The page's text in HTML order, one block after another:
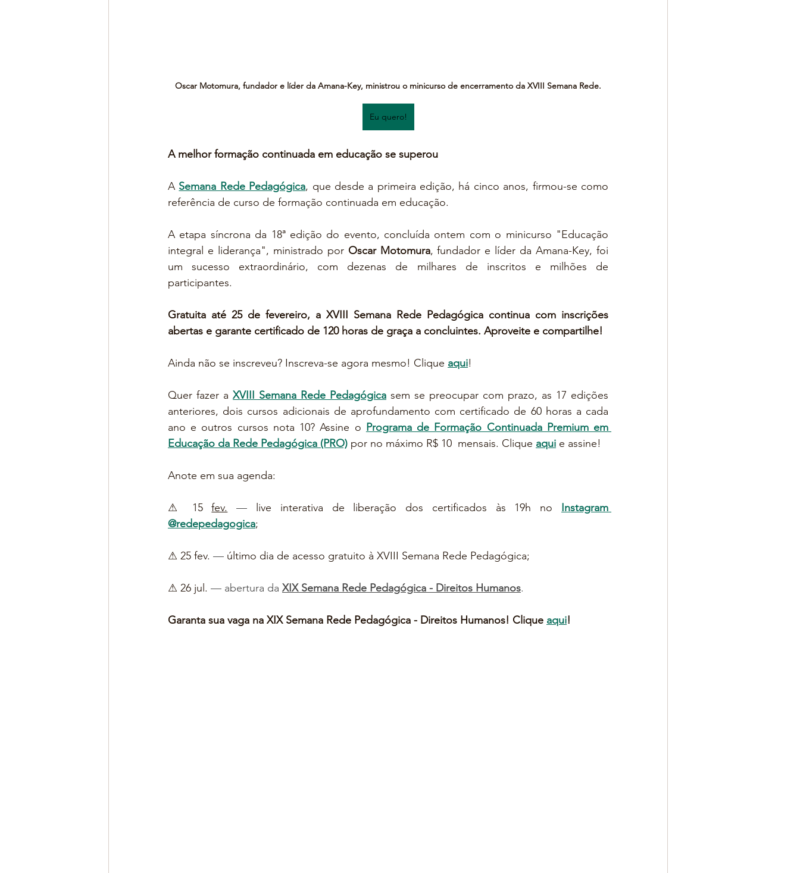
Oscar Motomura, fundador e líder da Amana-Key, ministrou o minicurso de encerramento da XVIII Semana Rede.
Eu quero!
A melhor formação continuada em educação se superou
A Semana Rede Pedagógica, que desde a primeira edição, há cinco anos, firmou-se como
referência de curso de formação continuada em educação.
A etapa síncrona da 18ª edição do evento, concluída ontem com o minicurso "Educação
integral e liderança", ministrado por Oscar Motomura, fundador e líder da Amana-Key, foi
um sucesso extraordinário, com dezenas de milhares de inscritos e milhões de
participantes.
Gratuita até 25 de fevereiro, a XVIII Semana Rede Pedagógica continua com inscrições
abertas e garante certificado de 120 horas de graça a concluintes. Aproveite e compartilhe!
Ainda não se inscreveu? Inscreva-se agora mesmo! Clique aqui!
Quer fazer a XVIII Semana Rede Pedagógica sem se preocupar com prazo, as 17 edições
anteriores, dois cursos adicionais de aprofundamento com certificado de 60 horas a cada
ano e outros cursos nota 10? Assine o Programa de Formação Continuada Premium em
Educação da Rede Pedagógica (PRO) por no máximo R$ 10  mensais. Clique aqui e assine!
Anote em sua agenda:
⚠ 15 fev. — live interativa de liberação dos certificados às 19h no Instagram
@redepedagogica;
⚠ 25 fev. — último dia de acesso gratuito à XVIII Semana Rede Pedagógica;
⚠ 26 jul. — abertura da XIX Semana Rede Pedagógica - Direitos Humanos.
Garanta sua vaga na XIX Semana Rede Pedagógica - Direitos Humanos! Clique aqui!